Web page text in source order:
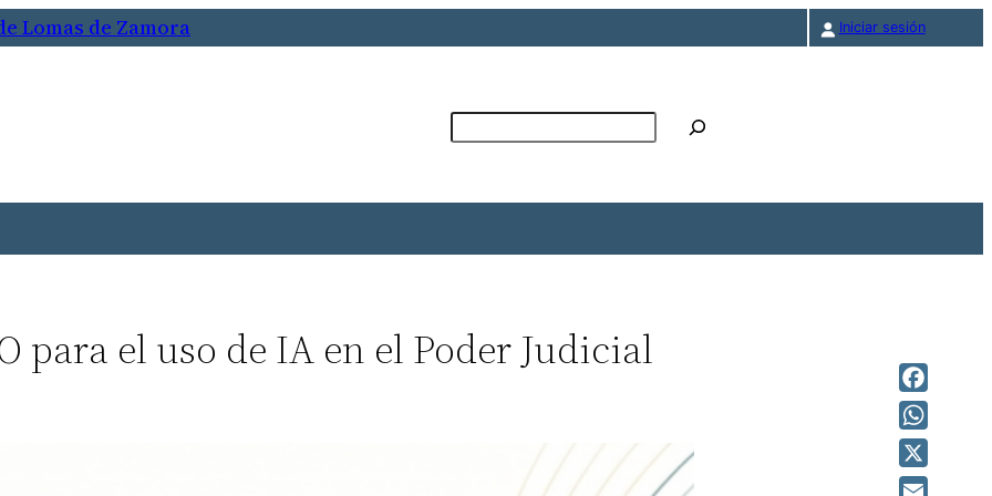
Lomas de Zamora Iniciar sesión
para el uso de IA en el Poder Judicial
Facebook
X